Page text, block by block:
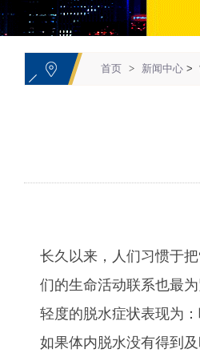
1
首页 > 新闻中心 >
长久以来，人们习惯于
们的生命活动联系也最
轻度的脱水症状表现为
如果体内脱水没有得到